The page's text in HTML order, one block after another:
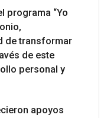
programa “Yo
de transformar
de este
personal y
apoyos